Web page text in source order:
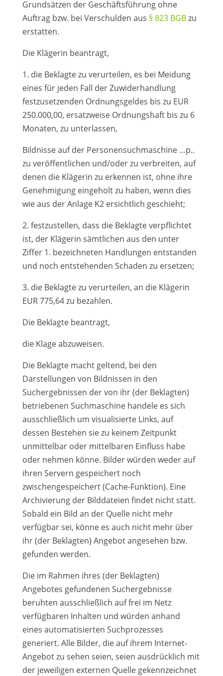
Grundsätzen der Geschäftsführung ohne
Auftrag bzw. bei Verschulden aus § 823 BGBzu
erstatten.
Die Klägerin beantragt,
1. die Beklagte zu verurteilen, es bei Meidung
eines für jeden Fall der Zuwiderhandlung
festzusetzenden Ordnungsgeldes bis zu EUR
250.000,00, ersatzweise Ordnungshaft bis zu 6
Monaten, zu unterlassen,
Bildnisse auf der Personensuchmaschine …p..
zu veröffentlichen und/oder zu verbreiten, auf
denen die Klägerin zu erkennen ist, ohne ihre
Genehmigung eingeholt zu haben, wenn dies
wie aus der Anlage K2 ersichtlich geschieht;
2. festzustellen, dass die Beklagte verpflichtet
ist, der Klägerin sämtlichen aus den unter
Ziffer 1. bezeichneten Handlungen entstanden
und noch entstehenden Schaden zu ersetzen;
3. die Beklagte zu verurteilen, an die Klägerin
EUR 775,64 zu bezahlen.
Die Beklagte beantragt,
die Klage abzuweisen.
Die Beklagte macht geltend, bei den
Darstellungen von Bildnissen in den
Suchergebnissen der von ihr (der Beklagten)
betriebenen Suchmaschine handele es sich
ausschließlich um visualisierte Links, auf
dessen Bestehen sie zu keinem Zeitpunkt
unmittelbar oder mittelbaren Einfluss habe
oder nehmen könne. Bilder würden weder auf
ihren Servern gespeichert noch
zwischengespeichert (Cache-Funktion). Eine
Archivierung der Bilddateien findet nicht statt.
Sobald ein Bild an der Quelle nicht mehr
verfügbar sei, könne es auch nicht mehr über
ihr (der Beklagten) Angebot angesehen bzw.
gefunden werden.
Die im Rahmen ihres (der Beklagten)
Angebotes gefundenen Suchergebnisse
beruhten ausschließlich auf frei im Netz
verfügbaren Inhalten und würden anhand
eines automatisierten Suchprozesses
generiert. Alle Bilder, die auf ihrem Internet-
Angebot zu sehen seien, seien ausdrücklich mit
der jeweiligen externen Quelle gekennzeichnet